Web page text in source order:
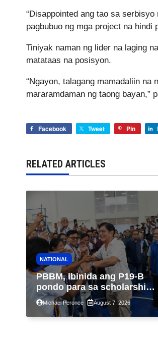
“Disappointed ang tao sa
pagbubuo ng mga project na hindi
Tiniyak naman ng lider na laging
matataas na posisyon.
“Ngayon, talagang mamadaliin na
mararamdaman ng taong bayan,”
Facebook Tweet Pin
RELATED ARTICLES
NATIONAL
PBBM, ibinida ang P19-B
pondo para sa scholarship
ngayong taon, pinakamalaki
sa kasaysayan ng TESDA
Michael Peronce August 7, 2026